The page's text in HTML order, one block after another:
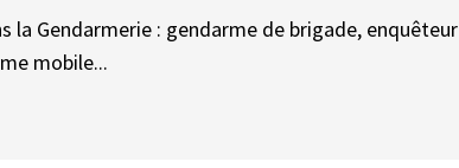
Gendarmerie : gendarme de brigade, enquêteur
mobile...